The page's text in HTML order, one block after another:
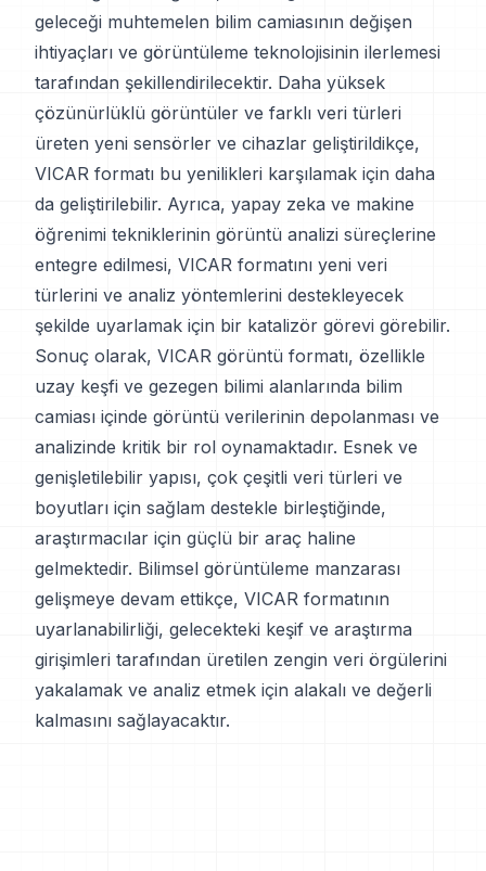
geleceği muhtemelen bilim camiasının değişen
ihtiyaçları ve görüntüleme teknolojisinin ilerlemesi
tarafından şekillendirilecektir. Daha yüksek
çözünürlüklü görüntüler ve farklı veri türleri
üreten yeni sensörler ve cihazlar geliştirildikçe,
VICAR formatı bu yenilikleri karşılamak için daha
da geliştirilebilir. Ayrıca, yapay zeka ve makine
öğrenimi tekniklerinin görüntü analizi süreçlerine
entegre edilmesi, VICAR formatını yeni veri
türlerini ve analiz yöntemlerini destekleyecek
şekilde uyarlamak için bir katalizör görevi görebilir.
Sonuç olarak, VICAR görüntü formatı, özellikle
uzay keşfi ve gezegen bilimi alanlarında bilim
camiası içinde görüntü verilerinin depolanması ve
analizinde kritik bir rol oynamaktadır. Esnek ve
genişletilebilir yapısı, çok çeşitli veri türleri ve
boyutları için sağlam destekle birleştiğinde,
araştırmacılar için güçlü bir araç haline
gelmektedir. Bilimsel görüntüleme manzarası
gelişmeye devam ettikçe, VICAR formatının
uyarlanabilirliği, gelecekteki keşif ve araştırma
girişimleri tarafından üretilen zengin veri örgülerini
yakalamak ve analiz etmek için alakalı ve değerli
kalmasını sağlayacaktır.